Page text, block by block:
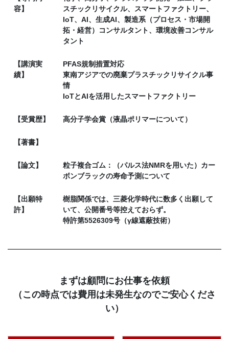
容】
スチックリサイクル、スマートファクトリー、
IoT、AI、生成AI、製造系（プロセス・市場開
拓・経営）コンサルタント、環境改善コンサル
タント
【講演実
績】
PFAS規制措置対応
東南アジアでの廃棄プラスチックリサイクル事
情
IoTとAIを活用したスマートファクトリー
【受賞歴】 高分子学会賞（液晶ポリマーについて）
【著書】
【論文】
粒子複合ゴム：（パルス法NMRを用いた）カー
ボンブラックの寿命予測について
【出願特
許】
樹脂関係では、三菱化学時代に数多く出願して
いて、公開番号等控えておらず。
特許第5526309号（γ線遮蔽技術）
まずは顧問にお仕事を依頼
（この時点では費用は未発生なのでご安心くださ
い）